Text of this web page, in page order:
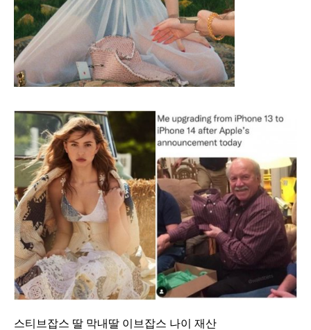
스티브잡스 딸 막내딸 이브잡스 나이 재산